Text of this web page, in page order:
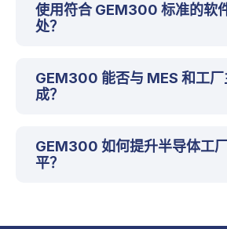
使用符合 GEM300 标准的软
处？
GEM300 能否与 MES 和工厂
成？
GEM300 如何提升半导体工
平？